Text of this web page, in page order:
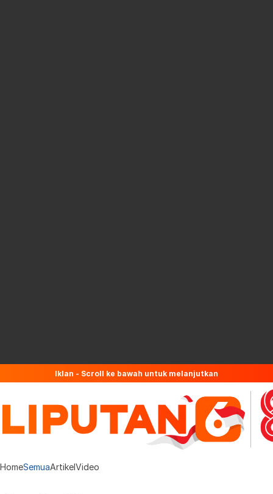
Iklan - Scroll ke bawah untuk melanjutkan
HomeSemuaArtikelVideo